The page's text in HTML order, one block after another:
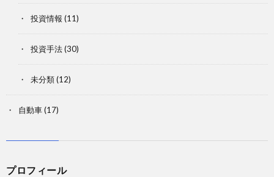
投資情報 (11)
投資手法(30)
未分類(12)
自動車(17)
プロフィール